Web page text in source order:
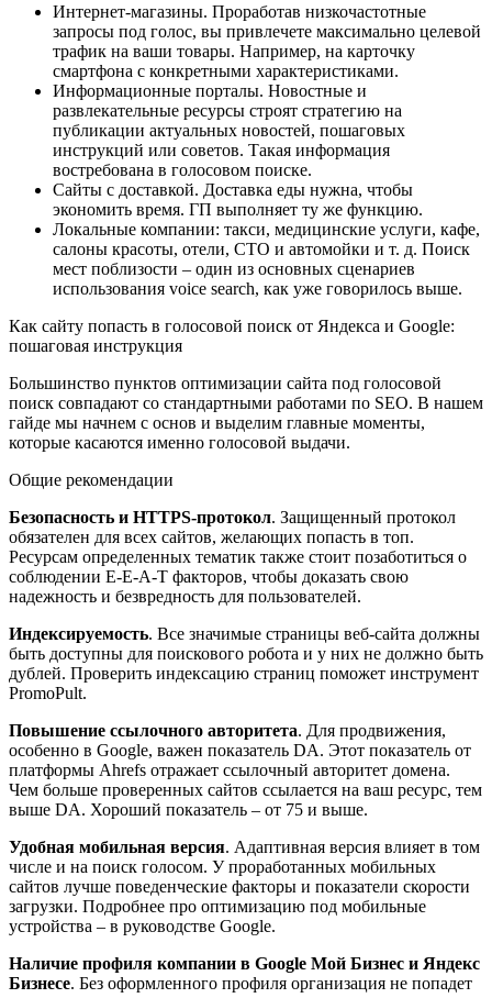
Интернет-магазины. Проработав низкочастотные
запросы под голос, вы привлечете максимально целевой
трафик на ваши товары. Например, на карточку
смартфона с конкретными характеристиками.
Информационные порталы. Новостные и
развлекательные ресурсы строят стратегию на
публикации актуальных новостей, пошаговых
инструкций или советов. Такая информация
востребована в голосовом поиске.
Сайты с доставкой. Доставка еды нужна, чтобы
экономить время. ГП выполняет ту же функцию.
Локальные компании: такси, медицинские услуги, кафе,
салоны красоты, отели, СТО и автомойки и т. д. Поиск
мест поблизости – один из основных сценариев
использования voice search, как уже говорилось выше.
Как сайту попасть в голосовой поиск от Яндекса и Google:
пошаговая инструкция
Большинство пунктов оптимизации сайта под голосовой
поиск совпадают со стандартными работами по SEO. В нашем
гайде мы начнем с основ и выделим главные моменты,
которые касаются именно голосовой выдачи.
Общие рекомендации
Безопасность и HTTPS-протокол. Защищенный протокол
обязателен для всех сайтов, желающих попасть в топ.
Ресурсам определенных тематик также стоит позаботиться о
соблюдении E-E-A-T факторов, чтобы доказать свою
надежность и безвредность для пользователей.
Индексируемость. Все значимые страницы веб-сайта должны
быть доступны для поискового робота и у них не должно быть
дублей. Проверить индексацию страниц поможет инструмент
PromoPult.
Повышение ссылочного авторитета. Для продвижения,
особенно в Google, важен показатель DA. Этот показатель от
платформы Ahrefs отражает ссылочный авторитет домена.
Чем больше проверенных сайтов ссылается на ваш ресурс, тем
выше DA. Хороший показатель – от 75 и выше.
Удобная мобильная версия. Адаптивная версия влияет в том
числе и на поиск голосом. У проработанных мобильных
сайтов лучше поведенческие факторы и показатели скорости
загрузки. Подробнее про оптимизацию под мобильные
устройства – в руководстве Google.
Наличие профиля компании в Google Мой Бизнес и Яндекс
Бизнесе. Без оформленного профиля организация не попадет